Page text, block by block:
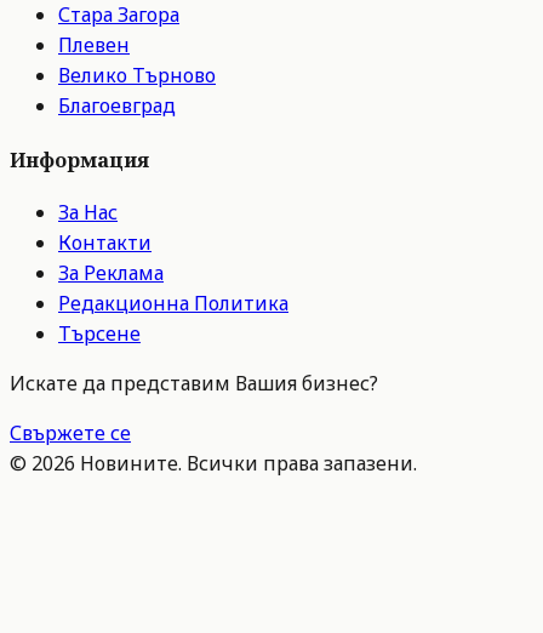
Стара Загора
Плевен
Велико Търново
Благоевград
Информация
За Нас
Контакти
За Реклама
Редакционна Политика
Търсене
Искате да представим Вашия бизнес?
Свържете се
© 2026 Новините. Всички права запазени.